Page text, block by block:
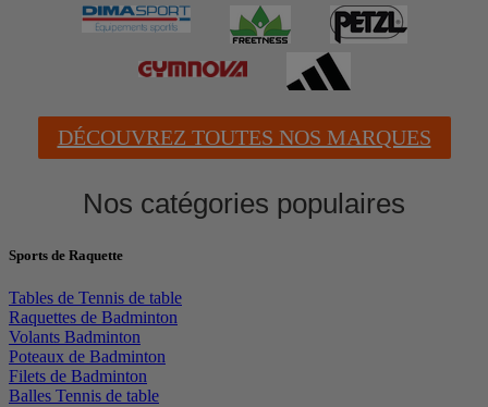
DÉCOUVREZ TOUTES NOS MARQUES
Nos catégories populaires
Sports de Raquette
Tables de Tennis de table
Raquettes de Badminton
Volants Badminton
Poteaux de Badminton
Filets de Badminton
Balles Tennis de table